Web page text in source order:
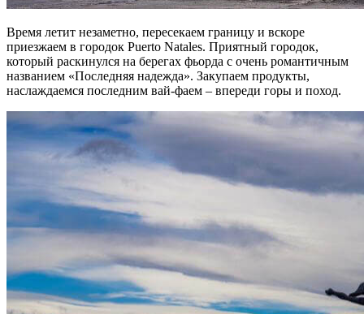
Время летит незаметно, пересекаем границу и вскоре
приезжаем в городок Puerto Natales. Приятный городок,
который раскинулся на берегах фьорда с очень романтичным
названием «Последняя надежда». Закупаем продукты,
наслаждаемся последним вай-фаем – впереди горы и поход.